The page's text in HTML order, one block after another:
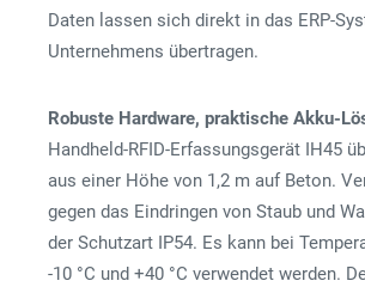
Daten lassen sich direkt in das ERP-
Unternehmens übertragen.
Robuste Hardware, praktische Akku-
Handheld-RFID-Erfassungsgerät IH45
aus einer Höhe von 1,2 m auf Beton.
gegen das Eindringen von Staub und
der Schutzart IP54. Es kann bei
-10 °C und +40 °C verwendet werden.